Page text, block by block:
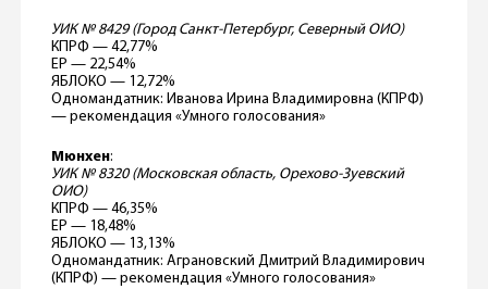
УИК № 8429 (Город Санкт-Петербург, Северный ОИО)
КПРФ — 42,77%
ЕР — 22,54%
ЯБЛОКО — 12,72%
Одномандатник: Иванова Ирина Владимировна (КПРФ)
— рекомендация «Умного голосования»
Мюнхен:
УИК № 8320 (Московская область, Орехово-Зуевский
ОИО)
КПРФ — 46,35%
ЕР — 18,48%
ЯБЛОКО — 13,13%
Одномандатник: Аграновский Дмитрий Владимирович
(КПРФ) — рекомендация «Умного голосования»